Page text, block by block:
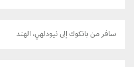
سافر من بانكوك إلى نيودلهي، الهند